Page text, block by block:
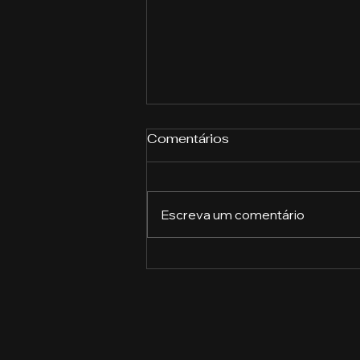
Comentários
Escreva um comentário